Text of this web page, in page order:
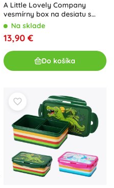
A Little Lovely Company
vesmírny box na desiatu s
priehradkami 1,2 l
Na sklade
13,90 €
Do košíka